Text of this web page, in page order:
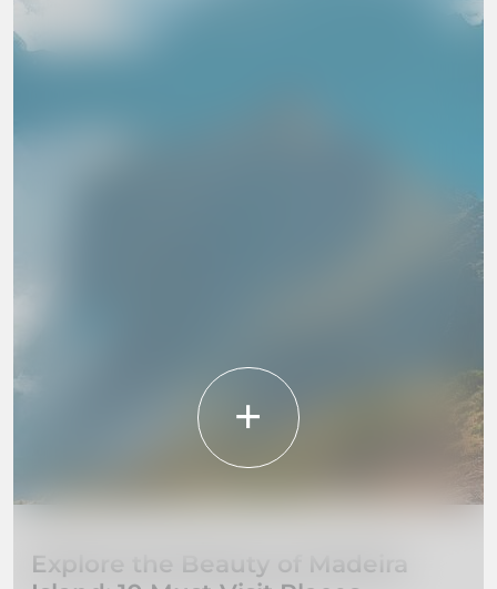
Explore the Beauty of Madeira